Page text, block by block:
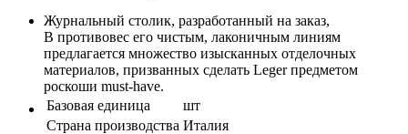
Журнальный столик, разработанный на заказ,
В противовес его чистым, лаконичным линиям
предлагается множество изысканных отделочных
материалов, призванных сделать Leger предметом
роскоши must-have.
Базовая единица
шт
Страна производства Италия